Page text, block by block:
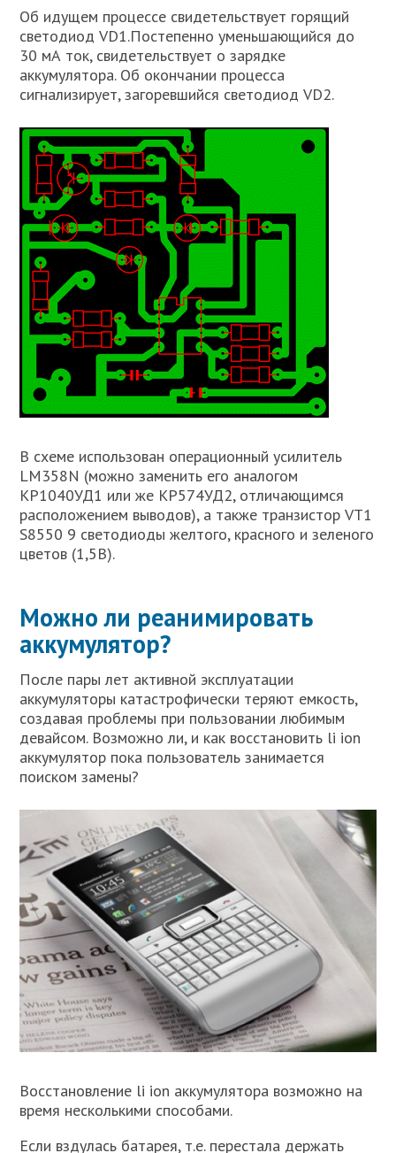
Об идущем процессе свидетельствует горящий
светодиод VD1.Постепенно уменьшающийся до
30 мА ток, свидетельствует о зарядке
аккумулятора. Об окончании процесса
сигнализирует, загоревшийся светодиод VD2.
В схеме использован операционный усилитель
LM358N (можно заменить его аналогом
КР1040УД1 или же КР574УД2, отличающимся
расположением выводов), а также транзистор VT1
S8550 9 светодиоды желтого, красного и зеленого
цветов (1,5В).
Можно ли реанимировать
аккумулятор?
После пары лет активной эксплуатации
аккумуляторы катастрофически теряют емкость,
создавая проблемы при пользовании любимым
девайсом. Возможно ли, и как восстановить li ion
аккумулятор пока пользователь занимается
поиском замены?
Восстановление li ion аккумулятора возможно на
время несколькими способами.
Если вздулась батарея, т.е. перестала держать